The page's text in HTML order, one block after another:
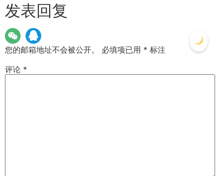
发表回复
您的邮箱地址不会被公开。 必填项已用 * 标注
评论 *